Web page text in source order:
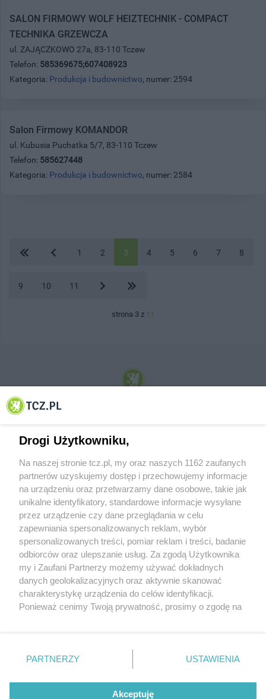
SALON FIRMOWY WOLF HEIZTECHNIK - COMPACT
TECHNIKA GRZEWCZA
ul. ZAJĄCZKOWO 27a, 83-110 Tczew
Telefon: 585369675;607408923
Kategoria: Produkcja i budownictwo, numer: 2594
Salon Firmowy KOMANDOR
ul. Kubusia Puchatka 5/7, 83-110 Tczew
Telefon: 585627448
Kategoria: Produkcja i budownictwo, numer: 2584
1 2 3 4 5 6 7 8
9 10 11
strona 3 z 11
© 2001-2026 Tczew - TCZ.PL Sp. z o.o. Internetowy Serwis Informacyjny Miasta
O FIRMIE POLITYKA PRYWATNOŚCI HOSTING
REKLAMA WSPÓŁPRACA RSS FACEBOOK KONTAKT
Nasze serwisy
Aktualności
Tcz24
Historia miasta
Muzyka i kultura
Archiwum wydarzeń
Zdjęcia miasta
Drogi Użytkowniku,
Na naszej stronie tcz.pl, my oraz naszych 1162 zaufanych
partnerów uzyskujemy dostęp i przechowujemy informacje
na urządzeniu oraz przetwarzamy dane osobowe, takie jak
unikalne identyfikatory, standardowe informacje wysyłane
przez urządzenie czy dane przeglądania w celu
zapewniania spersonalizowanych reklam, wybór
spersonalizowanych treści, pomiar reklam i treści, badanie
odbiorców oraz ulepszanie usług. Za zgodą Użytkownika
my i Zaufani Partnerzy możemy używać dokładnych
danych geolokalizacyjnych oraz aktywnie skanować
charakterystykę urządzenia do celów identyfikacji.
Ponieważ cenimy Twoją prywatność, prosimy o zgodę na
znajdujący się w lewym dolnym rogu strony
. Niektóre
PARTNERZY USTAWIENIA
Akceptuję